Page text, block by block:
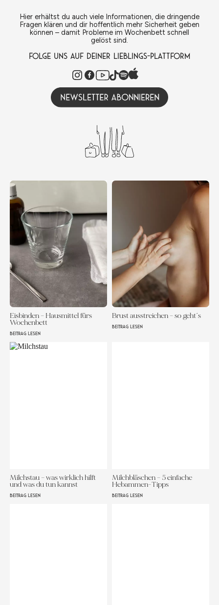
Hier erhältst du auch viele Informationen, die dringende
Fragen klären und dir hoffentlich mehr Sicherheit geben
können – damit Probleme im Wochenbett schnell
gelöst sind.
FOLGE UNS AUF DEINER LIEBLINGS-PLATTFORM
Eisbinden – Hausmittel fürs
Wochenbett
BEITRAG LESEN
Brust ausstreichen – so geht´s
BEITRAG LESEN
Milchstau – was wirklich hilft
und was du tun kannst
BEITRAG LESEN
Milchbläschen – 5 einfache
Hebammen-Tipps
BEITRAG LESEN